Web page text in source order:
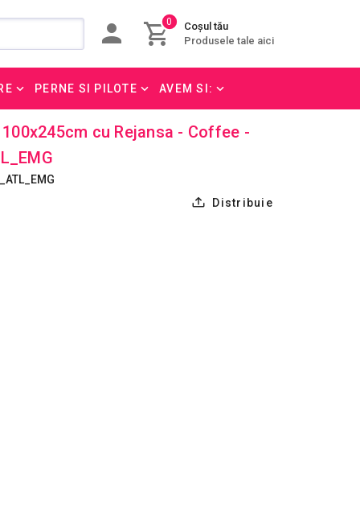
0
Coșul tău
Produsele tale aici
PERNE SI PILOTE AVEM SI:
cu Rejansa - Coffee -
Distribuie